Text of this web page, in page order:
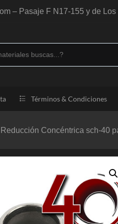
– Pasaje F N17-155 y de
Términos & Condiciones
Reducción Concéntrica sch-40